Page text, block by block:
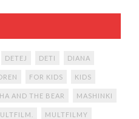
DETEJ DETI DIANA
FOR KIDS KIDS
AND THE BEAR MASHINKI
MULTFILMY